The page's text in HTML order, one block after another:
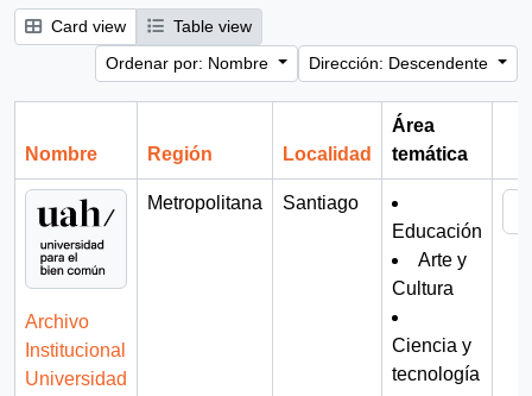
Card view
Table view
Ordenar por: Nombre
Dirección: Descendente
Nombre Región Localidad
Área
temática
Archivo
Institucional
Universidad
Metropolitana
Santiago
Educación
Arte y
Cultura
Ciencia y
tecnología